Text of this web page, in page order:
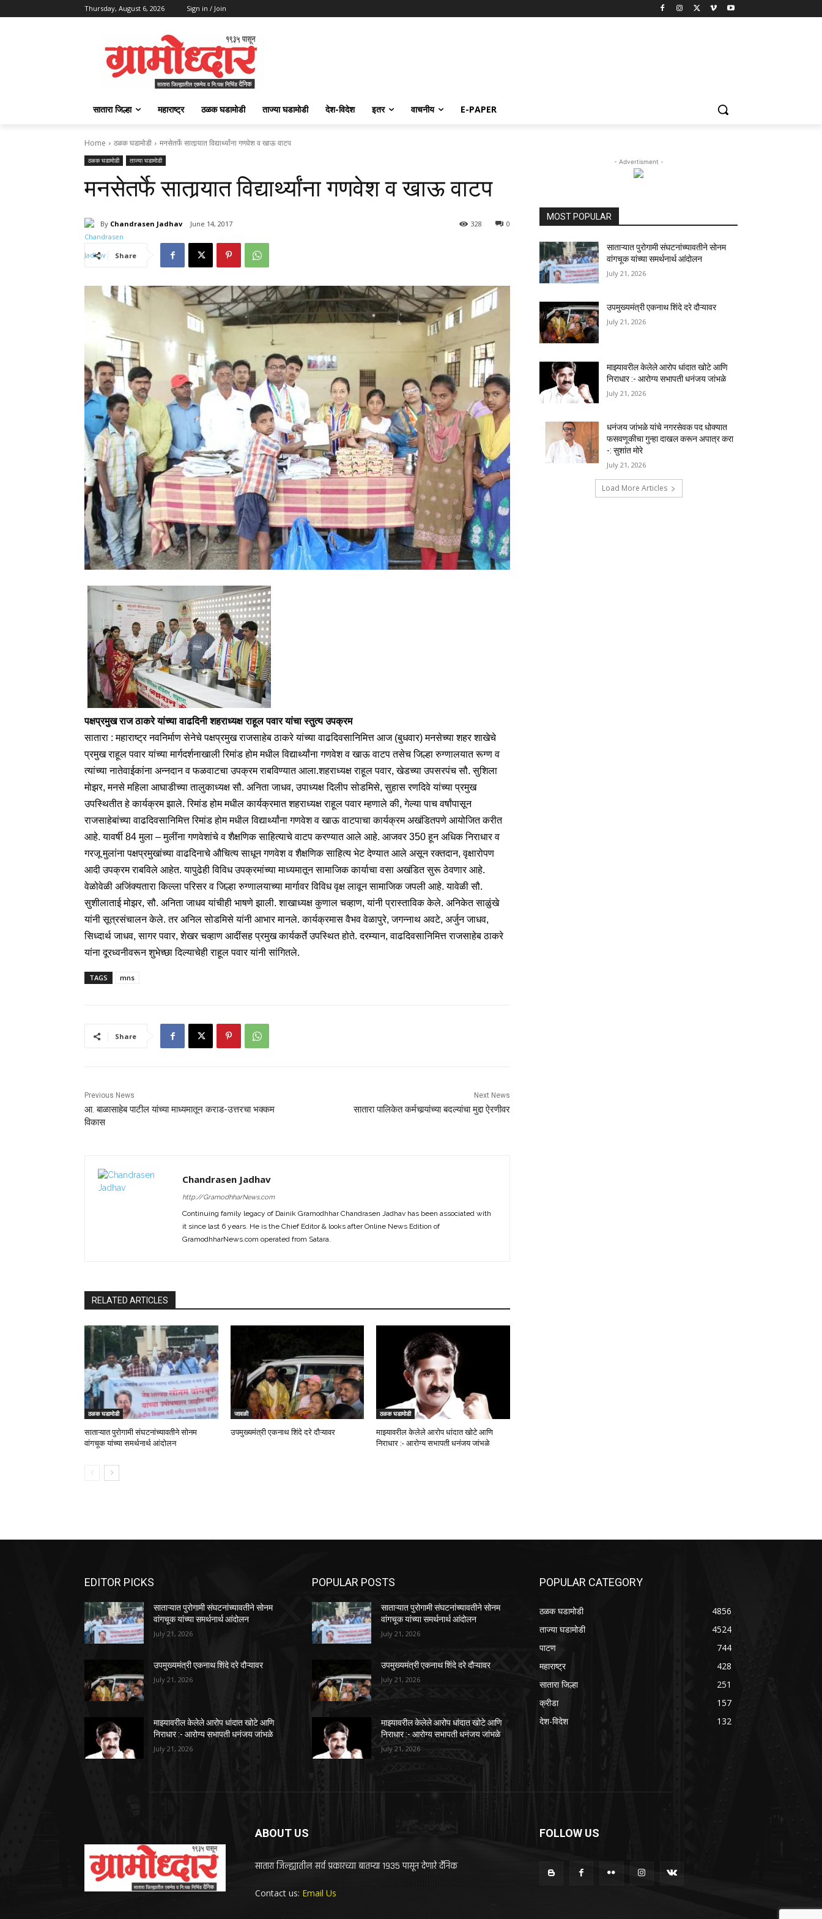
Thursday, August 6, 2026 Sign in / Join
सातारा जिल्हा महाराष्ट्र ठळक घडामोडी ताज्या घडामोडी देश-विदेश इतर वाचनीय E-PAPER
Home ठळक घडामोडी मनसेतर्फे सातार्‍यात विद्यार्थ्यांना गणवेश व खाऊ वाटप
ठळक घडामोडी ताज्या घडामोडी
मनसेतर्फे सातार्‍यात विद्यार्थ्यांना गणवेश व खाऊ वाटप
By Chandrasen Jadhav June 14, 2017 0
328
Share
पक्षप्रमुख राज ठाकरे यांच्या वाढदिनी शहराध्यक्ष राहूल पवार यांचा स्तुत्य उपक्रम
सातारा : महाराष्ट्र नवनिर्माण सेनेचे पक्षप्रमुख राजसाहेब ठाकरे यांच्या वाढदिवसानिमित्त आज (बुधवार) मनसेच्या शहर शाखेचे
प्रमुख राहूल पवार यांच्या मार्गदर्शनाखाली रिमांड होम मधील विद्यार्थ्यांना गणवेश व खाऊ वाटप तसेच जिल्हा रुग्णालयात रूग्ण व
त्यांच्या नातेवाईकांना अन्नदान व फळवाटचा उपक्रम राबविण्यात आला.शहराध्यक्ष राहूल पवार, खेडच्या उपसरपंच सौ. सुशिला
मोझर, मनसे महिला आघाडीच्या तालुकाध्यक्ष सौ. अनिता जाधव, उपाध्यक्ष दिलीप सोडमिसे, सुहास रणदिवे यांच्या प्रमुख
उपस्थितीत हे कार्यक्रम झाले. रिमांड होम मधील कार्यक्रमात शहराध्यक्ष राहूल पवार म्हणाले की, गेल्या पाच वर्षांपासून
राजसाहेबांच्या वाढदिवसानिमित्त रिमांड होम मधील विद्यार्थ्यांना गणवेश व खाऊ वाटपाचा कार्यक्रम अखंडितपणे आयोजित करीत
आहे. यावर्षी 84 मुला – मुलींना गणवेशांचे व शैक्षणिक साहित्याचे वाटप करण्यात आले आहे. आजवर 350 हून अधिक निराधार व
गरजू मुलांना पक्षप्रमुखांच्या वाढदिनाचे औचित्य साधून गणवेश व शैक्षणिक साहित्य भेट देण्यात आले असून रक्तदान, वृक्षारोपण
आदी उपक्रम राबविले आहेत. यापुढेही विविध उपक्रमांच्या माध्यमातून सामाजिक कार्याचा वसा अखंडित सुरू ठेवणार आहे.
वेळोवेळी अजिंक्यतारा किल्ला परिसर व जिल्हा रुग्णालयाच्या मार्गावर विविध वृक्ष लावून सामाजिक जपली आहे. यावेळी सौ.
सुशीलाताई मोझर, सौ. अनिता जाधव यांचीही भाषणे झाली. शाखाध्यक्ष कुणाल चव्हाण, यांनी प्रास्ताविक केले. अनिकेत साळुंखे
यांनी सूत्रसंचालन केले. तर अनिल सोडमिसे यांनी आभार मानले. कार्यक्रमास वैभव वेळापुरे, जगन्नाथ अवटे, अर्जुन जाधव,
सिध्दार्थ जाधव, सागर पवार, शेखर चव्हाण आदींसह प्रमुख कार्यकर्ते उपस्थित होते. दरम्यान, वाढदिवसानिमित्त राजसाहेब ठाकरे
यांना दूरध्वनीवरून शुभेच्छा दिल्याचेही राहूल पवार यांनी सांगितले.
TAGS mns
Share
Previous News
आ. बाळासाहेब पाटील यांच्या माध्यमातून कराड-उत्तरचा भक्कम
विकास
Next News
सातारा पालिकेत कर्मचार्‍यांच्या बदल्यांचा मुद्दा ऐरणीवर
Chandrasen Jadhav
http://GramodhharNews.com
Continuing family legacy of Dainik Gramodhhar Chandrasen Jadhav has been associated with
it since last 6 years. He is the Chief Editor & looks after Online News Edition of
GramodhharNews.com operated from Satara.
RELATED ARTICLES
ठळक घडामोडी
साताऱ्यात पुरोगामी संघटनांच्यावतीने सोनम
वांगचूक यांच्या समर्थनार्थ आंदोलन
जावळी
उपमुख्यमंत्री एकनाथ शिंदे दरे दौऱ्यावर
ठळक घडामोडी
माझ्यावरील केलेले आरोप धांदात खोटे आणि
निराधार :- आरोग्य सभापती धनंजय जांभळे
- Advertisment -
MOST POPULAR
साताऱ्यात पुरोगामी संघटनांच्यावतीने सोनम
वांगचूक यांच्या समर्थनार्थ आंदोलन
July 21, 2026
उपमुख्यमंत्री एकनाथ शिंदे दरे दौऱ्यावर
July 21, 2026
माझ्यावरील केलेले आरोप धांदात खोटे आणि
निराधार :- आरोग्य सभापती धनंजय जांभळे
July 21, 2026
धनंजय जांभळे यांचे नगरसेवक पद धोक्यात
फसवणूकीचा गुन्हा दाखल करून अपात्र करा
-: सुशांत मोरे
July 21, 2026
Load More Articles
EDITOR PICKS
साताऱ्यात पुरोगामी संघटनांच्यावतीने सोनम
वांगचूक यांच्या समर्थनार्थ आंदोलन
July 21, 2026
उपमुख्यमंत्री एकनाथ शिंदे दरे दौऱ्यावर
July 21, 2026
माझ्यावरील केलेले आरोप धांदात खोटे आणि
निराधार :- आरोग्य सभापती धनंजय जांभळे
July 21, 2026
POPULAR POSTS
साताऱ्यात पुरोगामी संघटनांच्यावतीने सोनम
वांगचूक यांच्या समर्थनार्थ आंदोलन
July 21, 2026
उपमुख्यमंत्री एकनाथ शिंदे दरे दौऱ्यावर
July 21, 2026
माझ्यावरील केलेले आरोप धांदात खोटे आणि
निराधार :- आरोग्य सभापती धनंजय जांभळे
July 21, 2026
POPULAR CATEGORY
ठळक घडामोडी
4856
ताज्या घडामोडी
4524
पाटण
744
महाराष्ट्र
428
सातारा जिल्हा
251
क्रीडा
157
देश-विदेश
132
ABOUT US
सातारा जिल्ह्यातील सर्व प्रकारच्या बातम्या 1935 पासून देणारे दैनिक
Contact us: Email Us
FOLLOW US